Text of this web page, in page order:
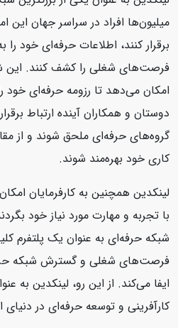
میلیون‌ها افراد در سراسر جهان این
برقرار کنند، اطلاعات حرفه‌ای خود را
فرصت‌های شغلی را کشف کنند. این
امکان می‌دهد تا رزومه حرفه‌ای خود را
دوستان و همکاران آینده ارتباط
گروه‌های حرفه‌ای ملحق شوند و از
کاری خود بهره‌مند شوند.
لینکدین همچنین به کارفرمایان
با تجربه و مهارت مورد نیاز خود
شبکه حرفه‌ای به عنوان یک پلتفرم
فرصت‌های شغلی و گسترش شبکه
ایفا می‌کند. از این رو، لینکدین به
کارآفرینی و توسعه حرفه‌ای در دنیای